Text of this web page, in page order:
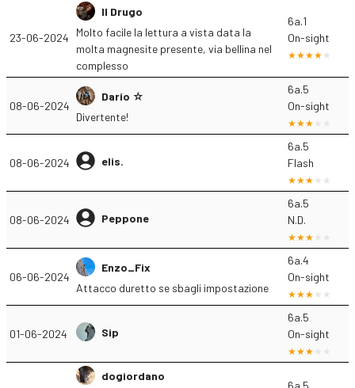
23-06-2024
Il Drugo
Molto facile la lettura a vista data la
molta magnesite presente, via bellina nel
complesso
6a.1
On-sight
08-06-2024
Dario ☆
Divertente!
6a.5
On-sight
08-06-2024 elis.
6a.5
Flash
08-06-2024 Peppone
6a.5
N.D.
06-06-2024
Enzo_Fix
Attacco duretto se sbagli impostazione
6a.4
On-sight
01-06-2024 Sip
6a.5
On-sight
dogiordano
6a.5